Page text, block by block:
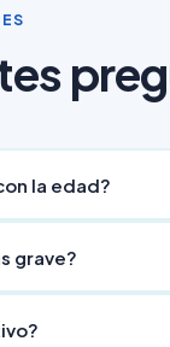
la edad?
adecuado.
grave?
es fundamental y